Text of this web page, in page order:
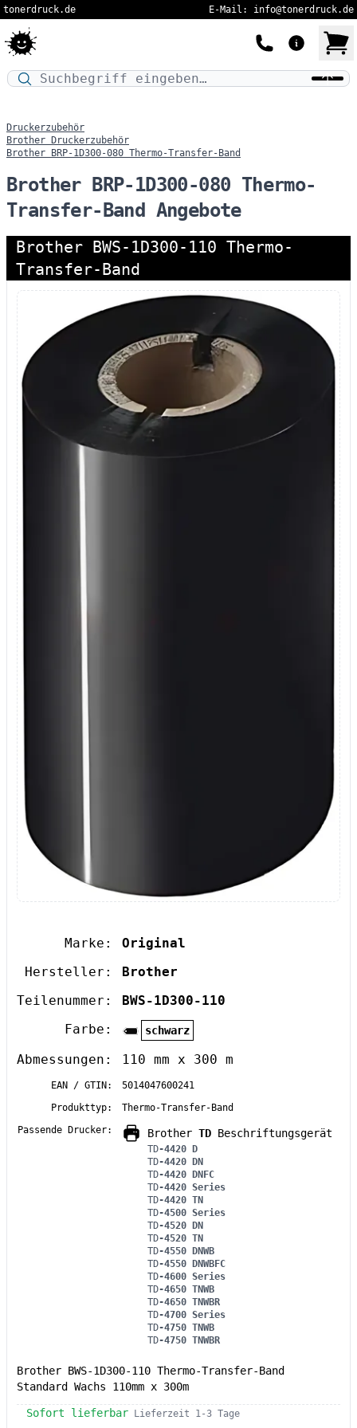
tonerdruck.de E-Mail: info@tonerdruck.de
Druckermodell oder Produktnamen eingeben…
Druckerzubehör
Brother Druckerzubehör
Brother BRP-1D300-080 Thermo-Transfer-Band
Brother BRP-1D300-080 Thermo-
Transfer-Band Angebote
Brother BWS-1D300-110 Thermo-
Transfer-Band
Marke:
Original
Hersteller:
Brother
Teilenummer:
BWS-1D300-110
Farbe:
schwarz
Abmessungen: 110 mm x 300 m
EAN / GTIN:
5014047600241
Produkttyp:
Thermo-Transfer-Band
Passende Drucker:
Brother TD Beschriftungsgerät
TD-4420 D
TD-4420 DN
TD-4420 DNFC
TD-4420 Series
TD-4420 TN
TD-4500 Series
TD-4520 DN
TD-4520 TN
TD-4550 DNWB
TD-4550 DNWBFC
TD-4600 Series
TD-4650 TNWB
TD-4650 TNWBR
TD-4700 Series
TD-4750 TNWB
TD-4750 TNWBR
Brother BWS-1D300-110 Thermo-Transfer-Band
Standard Wachs 110mm x 300m
Sofort lieferbar Lieferzeit 1-3 Tage